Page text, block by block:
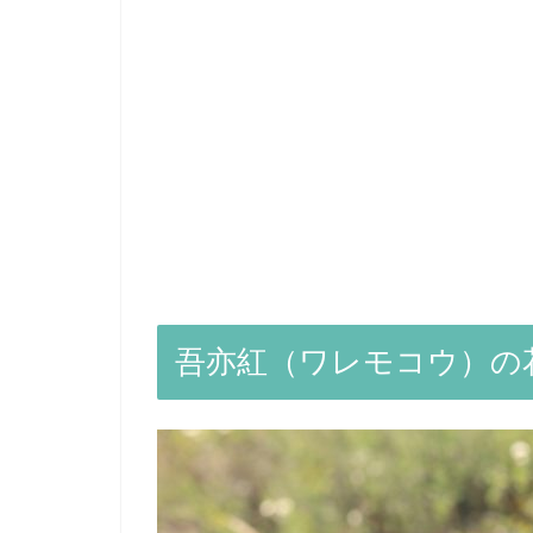
吾亦紅（ワレモコウ）の